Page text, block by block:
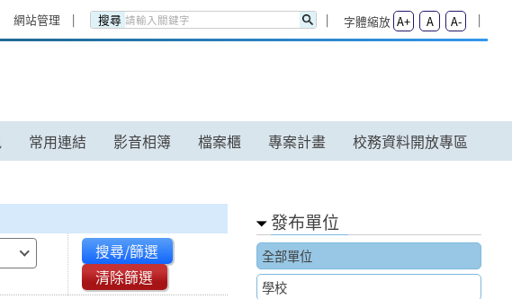
網站管理 搜尋 字體縮放 A+ A A-
常用連結 影音相簿 檔案櫃 專案計畫
校務資料開放專區
搜尋/篩選
清除篩選
發布單位
全部單位
學校